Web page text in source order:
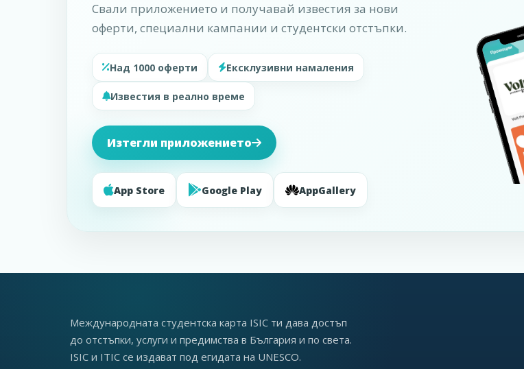
Свали приложението и получавай известия за нови
оферти, специални кампании и студентски отстъпки.
Над 1000 оферти Ексклузивни намаления
Известия в реално време
Изтегли приложението
App Store Google Play AppGallery
Международната студентска карта ISIC ти дава достъп
до отстъпки, услуги и предимства в България и по света.
ISIC и ITIC се издават под егидата на UNESCO.